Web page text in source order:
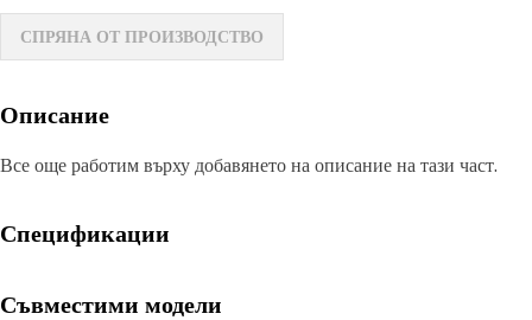
СПРЯНА ОТ ПРОИЗВОДСТВО
Описание
Все още работим върху добавянето на описание на тази част.
Спецификации
Съвместими модели